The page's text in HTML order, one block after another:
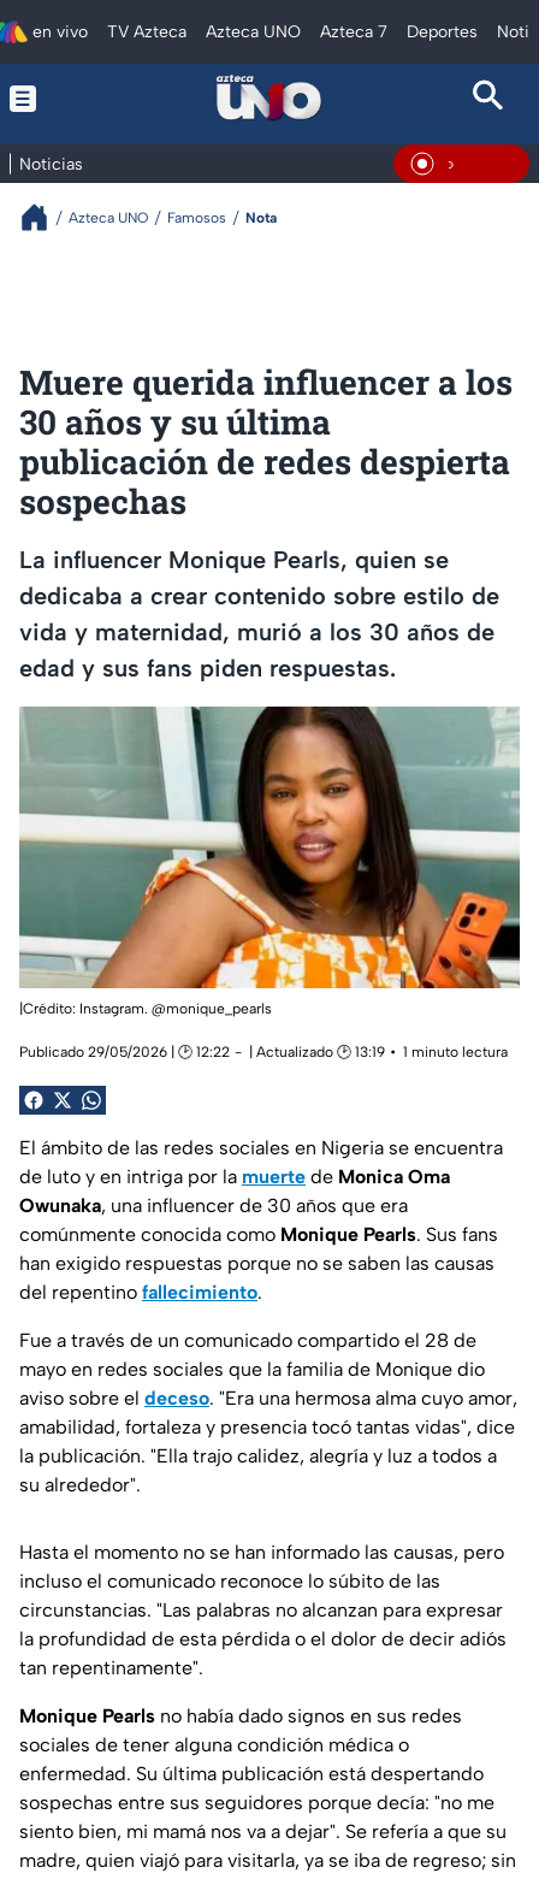
en vivo TV Azteca Azteca UNO Azteca 7 Deportes
Noticias En Vivo
Azteca UNO Famosos Nota
Muere querida influencer a los
30 años y su última
publicación de redes despierta
sospechas
La influencer Monique Pearls, quien se
dedicaba a crear contenido sobre estilo de
vida y maternidad, murió a los 30 años de
edad y sus fans piden respuestas.
|Crédito: Instagram. @monique_pearls
Publicado 29/05/2026 | 🕑 12:22 | Actualizado 🕑 13:19 1 minuto lectura
El ámbito de las redes sociales en Nigeria se encuentra
de luto y en intriga por la muerte de Monica Oma
Owunaka, una influencer de 30 años que era
comúnmente conocida como Monique Pearls. Sus fans
han exigido respuestas porque no se saben las causas
del repentino fallecimiento.
Fue a través de un comunicado compartido el 28 de
mayo en redes sociales que la familia de Monique dio
aviso sobre el deceso. "Era una hermosa alma cuyo amor,
amabilidad, fortaleza y presencia tocó tantas vidas", dice
la publicación. "Ella trajo calidez, alegría y luz a todos a
su alrededor".
Hasta el momento no se han informado las causas, pero
incluso el comunicado reconoce lo súbito de las
circunstancias. "Las palabras no alcanzan para expresar
la profundidad de esta pérdida o el dolor de decir adiós
tan repentinamente".
Monique Pearls no había dado signos en sus redes
sociales de tener alguna condición médica o
enfermedad. Su última publicación está despertando
sospechas entre sus seguidores porque decía: "no me
siento bien, mi mamá nos va a dejar". Se refería a que su
madre, quien viajó para visitarla, ya se iba de regreso; sin